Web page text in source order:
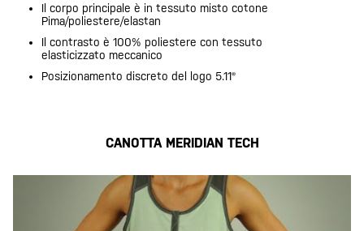
Il corpo principale è in tessuto misto cotone
Pima/poliestere/elastan
Il contrasto è 100% poliestere con tessuto
elasticizzato meccanico
Posizionamento discreto del logo 5.11®
CANOTTA MERIDIAN TECH